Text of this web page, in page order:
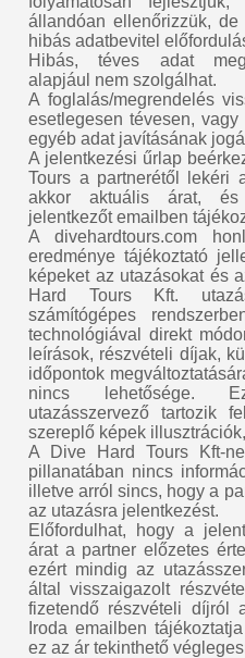
állandóan ellenőrizzük,
hibás adatbevitel
Hibás, téves adat
alapjául nem szolgálhat.
A foglalás/megrendelés
esetlegesen tévesen,
egyéb adat javításának
A jelentkezési űrlap
Tours a partnerétől lekéri
akkor aktuális árat,
jelentkezőt emailben
A divehardtours.com
eredménye tájékoztató
képeket az utazásokat és
Hard Tours Kft.
számítógépes
technológiával direkt
leírások, részvételi díjak,
időpontok
nincs lehetősége.
utazásszervező tartozik
szereplő képek
A Dive Hard Tours Kft-
pillanatában nincs
illetve arról sincs, hogy a
az utazásra jelentkezést.
Előfordulhat, hogy a
árat a partner előzetes
ezért mindig az
által visszaigazolt
fizetendő részvételi díjról
Iroda emailben
ez az ár tekinthető